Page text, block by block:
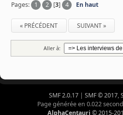
Pages: 1 2 [3] 4 En haut
« PRÉCÉDENT SUIVANT »
Aller à:
SMF 2.0.17| SMF © 2017,
Page générée en 0.022
AlphaCentauri © 2015-